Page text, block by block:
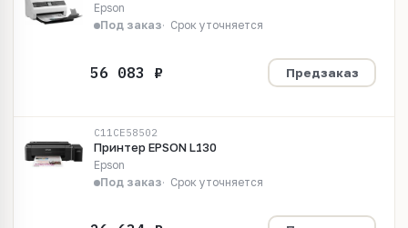
Epson
Под заказ
Срок уточняется
Предзаказ
C11CE58502
Принтер EPSON L130
Epson
Под заказ
Срок уточняется